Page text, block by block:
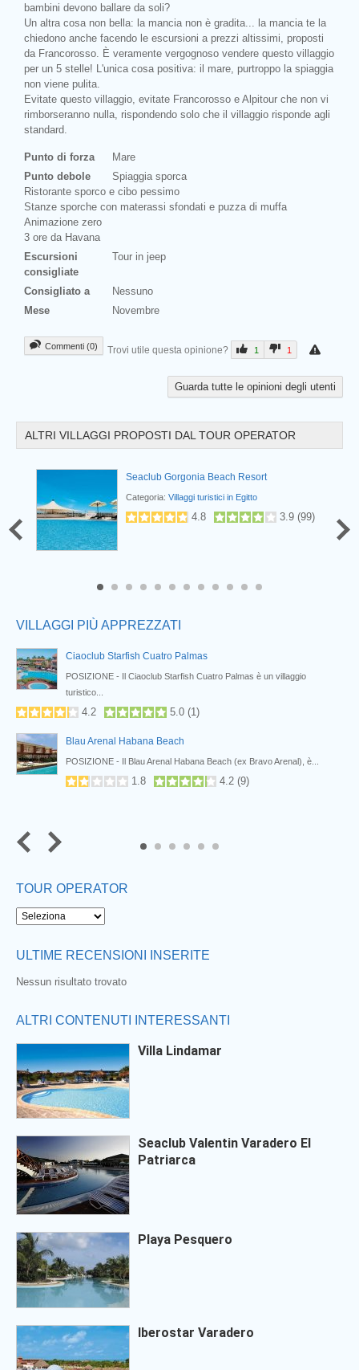
bambini devono ballare da soli?
Un altra cosa non bella: la mancia non è gradita... la mancia te la
chiedono anche facendo le escursioni a prezzi altissimi, proposti
da Francorosso. È veramente vergognoso vendere questo villaggio
per un 5 stelle! L'unica cosa positiva: il mare, purtroppo la spiaggia
non viene pulita.
Evitate questo villaggio, evitate Francorosso e Alpitour che non vi
rimborseranno nulla, rispondendo solo che il villaggio risponde agli
standard.
Punto di forza
Mare
Punto debole
Spiaggia sporca
Ristorante sporco e cibo pessimo
Stanze sporche con materassi sfondati e puzza di muffa
Animazione zero
3 ore da Havana
Escursioni
consigliate
Tour in jeep
Consigliato a
Nessuno
Mese
Novembre
Commenti (0) Trovi utile questa opinione? 1 1
Guarda tutte le opinioni degli utenti
ALTRI VILLAGGI PROPOSTI DAL TOUR OPERATOR
29
Seaclub Gorgonia Beach Resort
Categoria: Villaggi turistici in Egitto
4.8 3.9 (99)
VILLAGGI PIÙ APPREZZATI
Ciaoclub Starfish Cuatro Palmas
POSIZIONE - Il Ciaoclub Starfish Cuatro Palmas è un villaggio
turistico...
4.2 5.0 (1)
Blau Arenal Habana Beach
POSIZIONE - Il Blau Arenal Habana Beach (ex Bravo Arenal), è...
1.8 4.2 (9)
TOUR OPERATOR
ULTIME RECENSIONI INSERITE
Nessun risultato trovato
ALTRI CONTENUTI INTERESSANTI
Villa Lindamar
Seaclub Valentin Varadero El
Patriarca
Playa Pesquero
Iberostar Varadero